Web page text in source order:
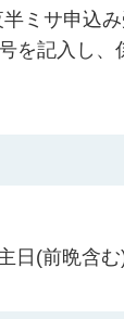
ミサ申込
を記入し、
日(前晩含